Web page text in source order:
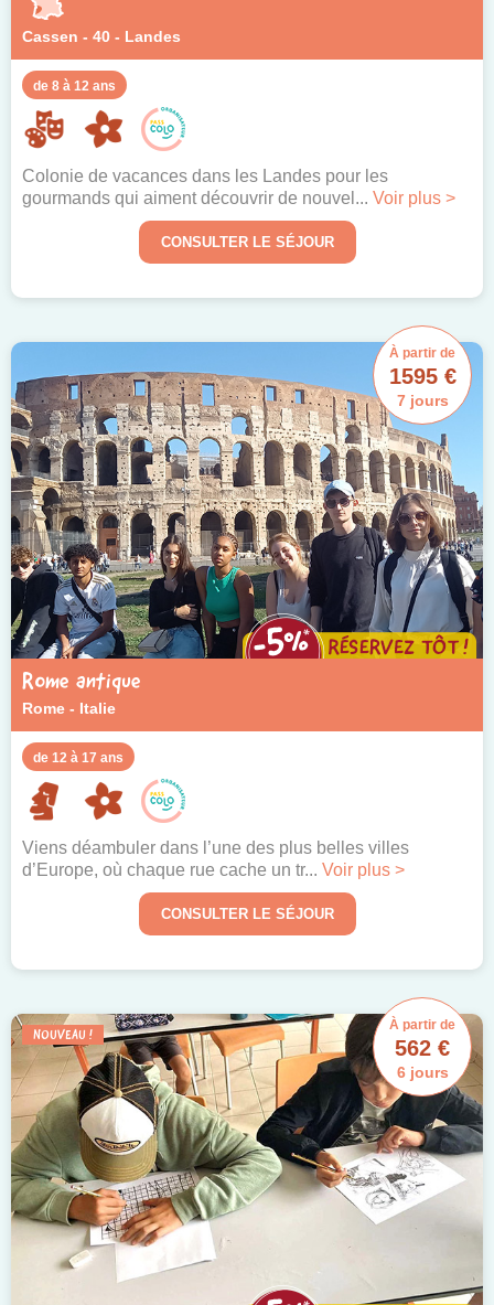
Cassen - 40 - Landes
de 8 à 12 ans
Colonie de vacances dans les Landes pour les
gourmands qui aiment découvrir de nouvel... Voir plus >
CONSULTER LE SÉJOUR
Rome antique
Rome - Italie
de 12 à 17 ans
À partir de
1595 €
7 jours
Viens déambuler dans l’une des plus belles villes
d’Europe, où chaque rue cache un tr... Voir plus >
CONSULTER LE SÉJOUR
NOUVEAU !
À partir de
562 €
6 jours